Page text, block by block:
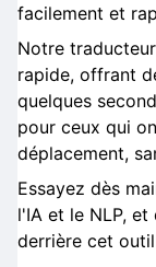
facilement et
Notre
rapide, offrant
quelques
pour ceux qui
déplacement,
Essayez dès
l'IA et le NLP,
derrière cet